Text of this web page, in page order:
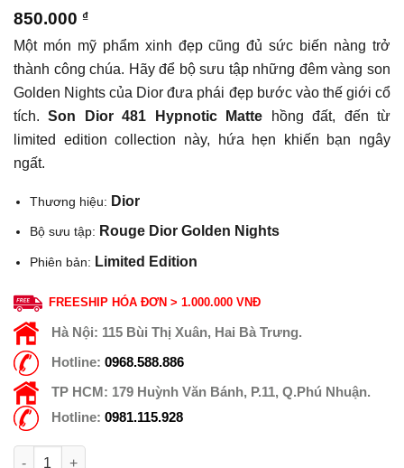
850.000 ₫
Một món mỹ phẩm xinh đẹp cũng đủ sức biến nàng trở
thành công chúa. Hãy để bộ sưu tập những đêm vàng son
Golden Nights của Dior đưa phái đẹp bước vào thế giới cổ
tích.Son Dior 481 Hypnotic Matte
hồng đất, đến từ
limited edition collection này, hứa hẹn khiến bạn ngây
ngất.
Thương hiệu: Dior
Bộ sưu tập: Rouge Dior Golden Nights
Phiên bản: Limited Edition
FREESHIP HÓA ĐƠN > 1.000.000 VNĐ
Hà Nội: 115 Bùi Thị Xuân, Hai Bà Trưng.
Hotline: 0968.588.886
TP HCM: 179 Huỳnh Văn Bánh, P.11, Q.Phú Nhuận.
Hotline: 0981.115.928